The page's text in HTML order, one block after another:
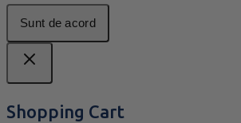
Sunt de acord
Shopping Cart